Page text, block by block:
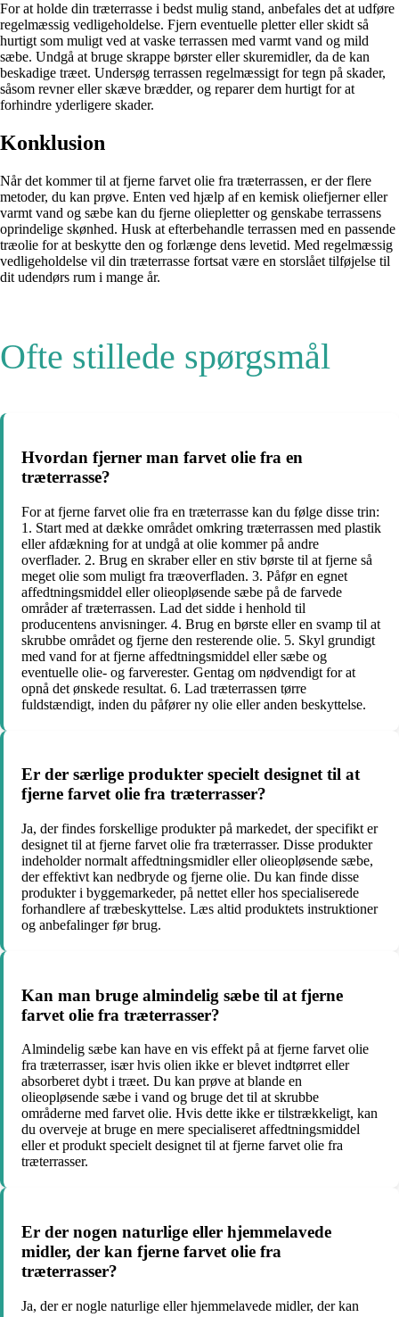
For at holde din træterrasse i bedst mulig stand, anbefales det at udføre
regelmæssig vedligeholdelse. Fjern eventuelle pletter eller skidt så
hurtigt som muligt ved at vaske terrassen med varmt vand og mild
sæbe. Undgå at bruge skrappe børster eller skuremidler, da de kan
beskadige træet. Undersøg terrassen regelmæssigt for tegn på skader,
såsom revner eller skæve brædder, og reparer dem hurtigt for at
forhindre yderligere skader.
Konklusion
Når det kommer til at fjerne farvet olie fra træterrassen, er der flere
metoder, du kan prøve. Enten ved hjælp af en kemisk oliefjerner eller
varmt vand og sæbe kan du fjerne oliepletter og genskabe terrassens
oprindelige skønhed. Husk at efterbehandle terrassen med en passende
træolie for at beskytte den og forlænge dens levetid. Med regelmæssig
vedligeholdelse vil din træterrasse fortsat være en storslået tilføjelse til
dit udendørs rum i mange år.
Ofte stillede spørgsmål
Hvordan fjerner man farvet olie fra en
træterrasse?
For at fjerne farvet olie fra en træterrasse kan du følge disse trin:
1. Start med at dække området omkring træterrassen med plastik
eller afdækning for at undgå at olie kommer på andre
overflader. 2. Brug en skraber eller en stiv børste til at fjerne så
meget olie som muligt fra træoverfladen. 3. Påfør en egnet
affedtningsmiddel eller olieopløsende sæbe på de farvede
områder af træterrassen. Lad det sidde i henhold til
producentens anvisninger. 4. Brug en børste eller en svamp til at
skrubbe området og fjerne den resterende olie. 5. Skyl grundigt
med vand for at fjerne affedtningsmiddel eller sæbe og
eventuelle olie- og farverester. Gentag om nødvendigt for at
opnå det ønskede resultat. 6. Lad træterrassen tørre
fuldstændigt, inden du påfører ny olie eller anden beskyttelse.
Er der særlige produkter specielt designet til at
fjerne farvet olie fra træterrasser?
Ja, der findes forskellige produkter på markedet, der specifikt er
designet til at fjerne farvet olie fra træterrasser. Disse produkter
indeholder normalt affedtningsmidler eller olieopløsende sæbe,
der effektivt kan nedbryde og fjerne olie. Du kan finde disse
produkter i byggemarkeder, på nettet eller hos specialiserede
forhandlere af træbeskyttelse. Læs altid produktets instruktioner
og anbefalinger før brug.
Kan man bruge almindelig sæbe til at fjerne
farvet olie fra træterrasser?
Almindelig sæbe kan have en vis effekt på at fjerne farvet olie
fra træterrasser, især hvis olien ikke er blevet indtørret eller
absorberet dybt i træet. Du kan prøve at blande en
olieopløsende sæbe i vand og bruge det til at skrubbe
områderne med farvet olie. Hvis dette ikke er tilstrækkeligt, kan
du overveje at bruge en mere specialiseret affedtningsmiddel
eller et produkt specielt designet til at fjerne farvet olie fra
træterrasser.
Er der nogen naturlige eller hjemmelavede
midler, der kan fjerne farvet olie fra
træterrasser?
Ja, der er nogle naturlige eller hjemmelavede midler, der kan